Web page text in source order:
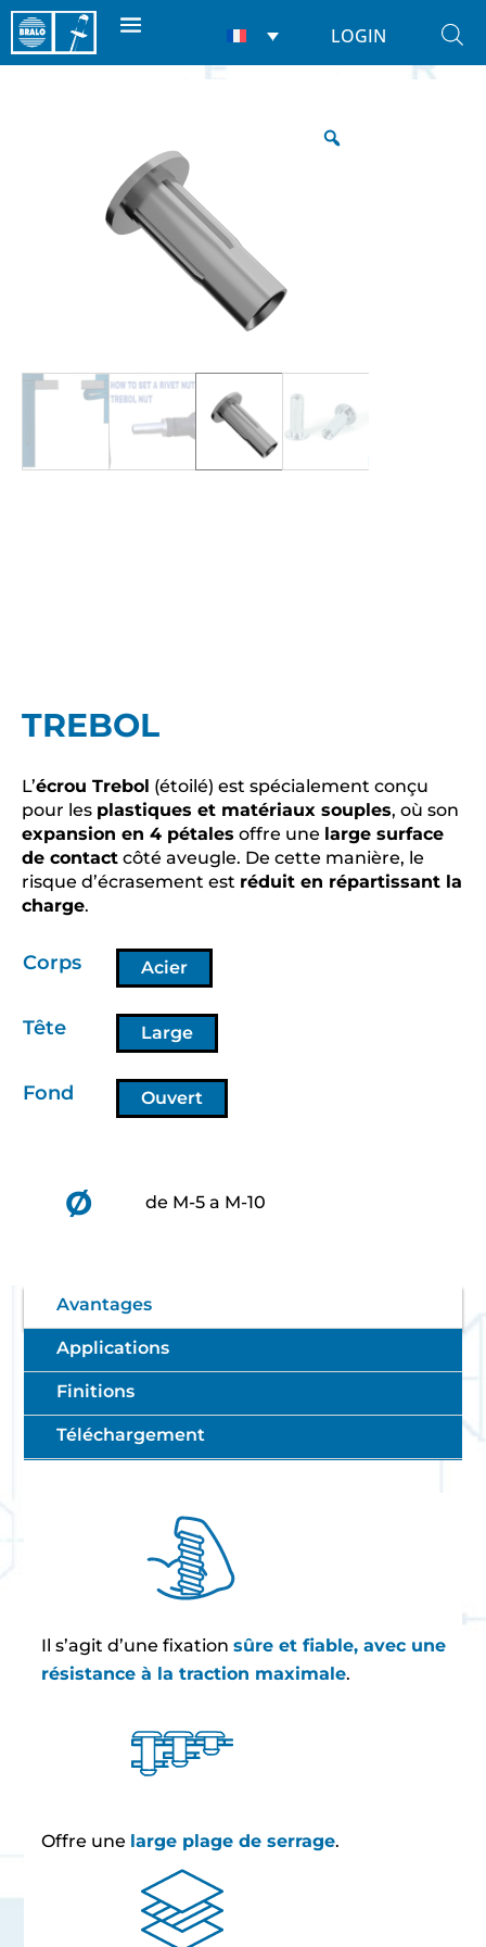
LOGIN
Accueil Écrous à sertir / Écrous/ Trebol
TREBOL
L’écrou Trebol (étoilé) est spécialement conçu
pour les plastiques et matériaux souples, où son
expansion en 4 pétales offre une large surface
de contact côté aveugle. De cette manière, le
risque d’écrasement est réduit en répartissant la
charge.
Corps Acier
Tête Large
Fond Ouvert
Ø de M-5 a M-10
Avantages
Applications
Finitions
Téléchargement
Il s’agit d’une fixationsûre et fiable, avec une
résistance à la traction maximale.
Offre une large plage de serrage.